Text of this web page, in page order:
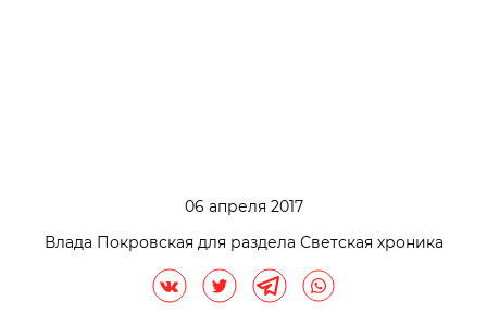
06 апреля 2017
Влада Покровская для раздела Светская хроника